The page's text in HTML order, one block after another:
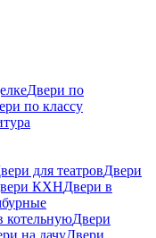
Двери по
по классу
для театровДвери
КХНДвери в
котельнуюДвери
на дачуДвери